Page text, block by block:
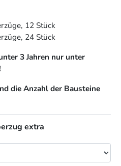
12 Stück
24 Stück
3 Jahren nur unter
die Anzahl der Bausteine
extra